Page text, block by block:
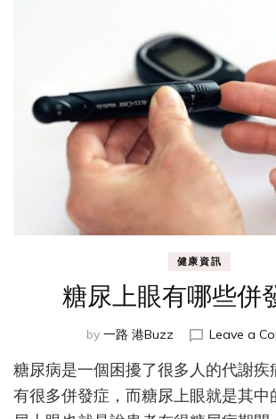
健康資訊
糖尿上眼有哪些併
by 一路 港Buzz Leave a
糖尿病是一個困擾了很多人的代謝疾
有很多併發症，而糖尿上眼就是其中